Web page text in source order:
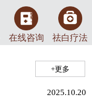
在线咨询 祛白疗法
+更多
2025.10.20